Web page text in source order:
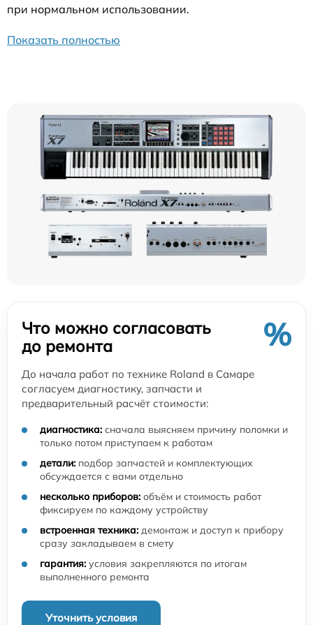
при нормальном использовании.
Показать полностью
Что можно согласовать
до ремонта
%
До начала работ по технике Roland в Самаре
согласуем диагностику, запчасти и
предварительный расчёт стоимости:
диагностика: сначала выясняем причину поломки и
только потом приступаем к работам
детали: подбор запчастей и комплектующих
обсуждается с вами отдельно
несколько приборов: объём и стоимость работ
фиксируем по каждому устройству
встроенная техника: демонтаж и доступ к прибору
сразу закладываем в смету
гарантия: условия закрепляются по итогам
выполненного ремонта
Уточнить условия